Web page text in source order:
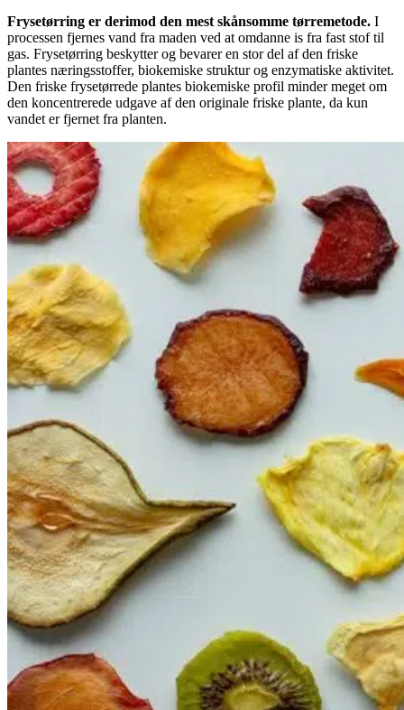
Frysetørring er derimod den mest skånsomme tørremetode. I
processen fjernes vand fra maden ved at omdanne is fra fast stof til
gas. Frysetørring beskytter og bevarer en stor del af den friske
plantes næringsstoffer, biokemiske struktur og enzymatiske aktivitet.
Den friske frysetørrede plantes biokemiske profil minder meget om
den koncentrerede udgave af den originale friske plante, da kun
vandet er fjernet fra planten.